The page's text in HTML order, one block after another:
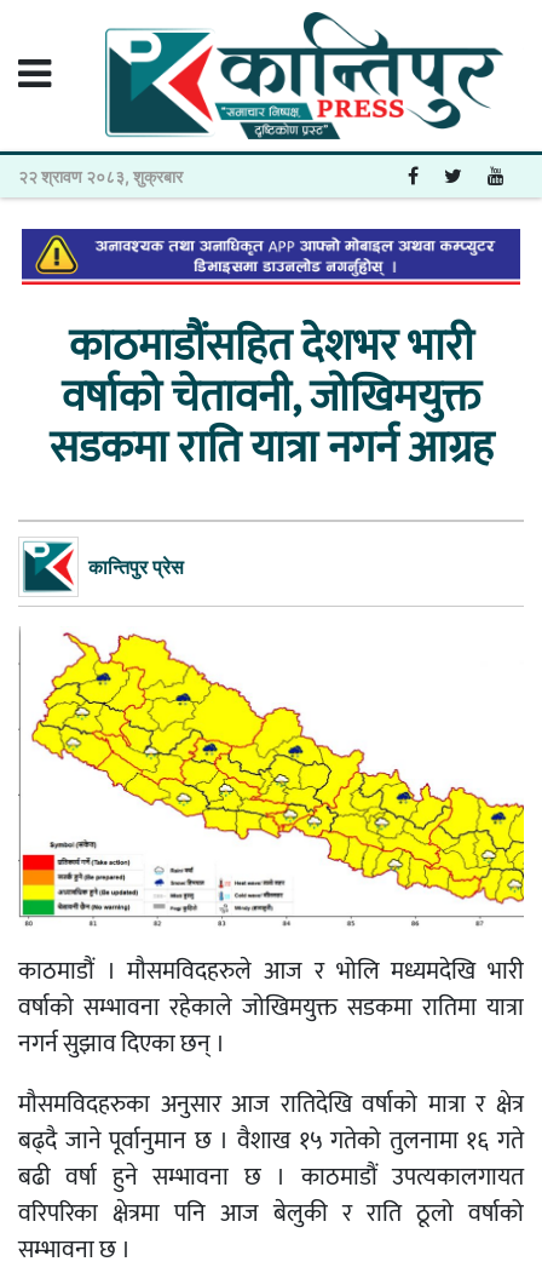
२२ श्रावण २०८३, शुक्रबार
काठमाडौंसहित देशभर भारी
वर्षाको चेतावनी, जोखिमयुक्त
सडकमा राति यात्रा नगर्न आग्रह
कान्तिपुर प्रेस
काठमाडौं । मौसमविदहरुले आज र भोलि मध्यमदेखि भारी
वर्षाको सम्भावना रहेकाले जोखिमयुक्त सडकमा रातिमा यात्रा
नगर्न सुझाव दिएका छन् ।
मौसमविदहरुका अनुसार आज रातिदेखि वर्षाको मात्रा र क्षेत्र
बढ्दै जाने पूर्वानुमान छ । वैशाख १५ गतेको तुलनामा १६ गते
बढी वर्षा हुने सम्भावना छ । काठमाडौं उपत्यकालगायत
वरिपरिका क्षेत्रमा पनि आज बेलुकी र राति ठूलो वर्षाको
सम्भावना छ ।